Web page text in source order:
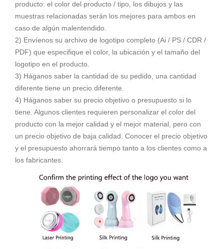
producto: el color del producto / tipo, los dibujos y las
muestras relacionadas serán los mejores para ambos en
caso de algún malentendido.
2) Envíenos su archivo de logotipo completo (Ai / PS / CDR /
PDF) que especifique el color, la ubicación y el tamaño del
logotipo en el producto.
3) Háganos saber la cantidad de su pedido, una cantidad
diferente tiene un precio diferente.
4) Háganos saber su precio objetivo o presupuesto si lo
tiene. Algunos clientes requieren personalizar el color del
producto con la mejor calidad y el mejor material, pero con
un precio objetivo de baja calidad. Conocer el precio objetivo
y el presupuesto ahorrará tiempo tanto a los clientes como a
los fabricantes.